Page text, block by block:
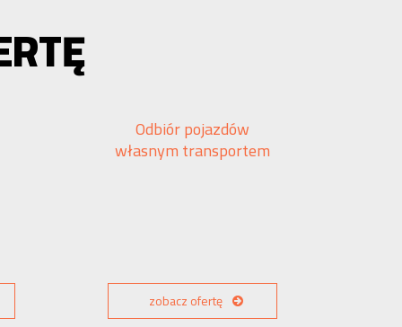
Odbiór pojazdów
własnym transportem
zobacz ofertę